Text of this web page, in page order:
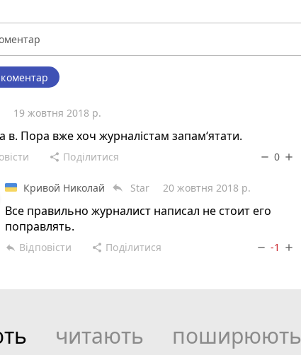
19 жовтня 2018 р.
в. Пора вже хоч журналістам запам‘ятати.
share Поділитися remove 0 add
Кривой Николай reply Star 20 жовтня 2018 р.
Все правильно журналист написал не стоит его
поправлять.
reply Відповісти share Поділитися remove -1 add
читають поширюють